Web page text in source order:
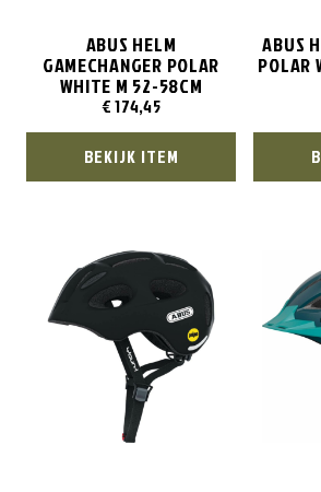
ABUS HELM
GAMECHANGER POLAR
WHITE M 52-58CM
€174,45
BEKIJK ITEM
ABUS
POLAR